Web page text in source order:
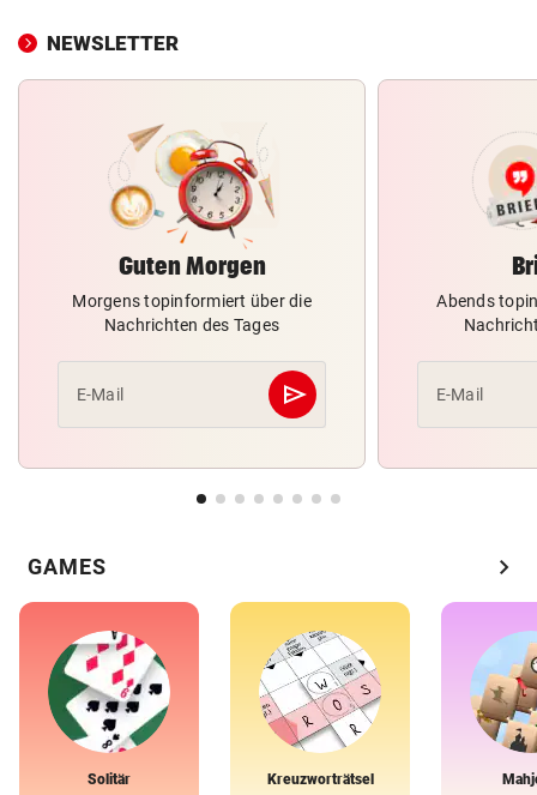
NEWSLETTER
Guten Morgen
Morgens topinformiert über die
Nachrichten des Tages
E-Mail send
Abschicken
Abends
E-Mail
GAMES chevron_right
Solitär Kreuzworträtsel